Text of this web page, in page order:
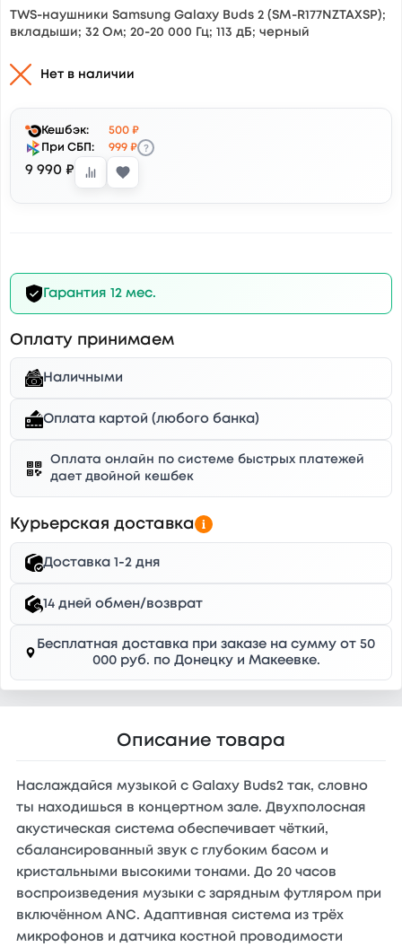
TWS-наушники Samsung Galaxy Buds 2 (SM-R177NZTAXSP);
вкладыши; 32 Ом; 20-20 000 Гц; 113 дБ; черный
Нет в наличии
Кешбэк:
500 ₽
При СБП:
999 ₽ ?
9 990 ₽
Гарантия 12 мес.
Оплату принимаем
Наличными
Оплата картой (любого банка)
Оплата онлайн по системе быстрых платежей
дает двойной кешбек
Курьерская доставка
Доставка 1-2 дня
14 дней обмен/возврат
Бесплатная доставка при заказе на сумму от 50
000 руб. по Донецку и Макеевке.
Описание товара
Наслаждайся музыкой с Galaxy Buds2 так, словно
ты находишься в концертном зале. Двухполосная
акустическая система обеспечивает чёткий,
сбалансированный звук с глубоким басом и
кристальными высокими тонами. До 20 часов
воспроизведения музыки с зарядным футляром при
включённом ANC. Адаптивная система из трёх
микрофонов и датчика костной проводимости